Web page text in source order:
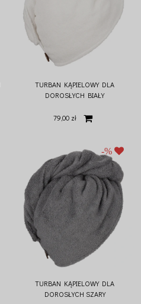
TURBAN KĄPIELOWY DLA
DOROSŁYCH BIAŁY
79,00 zł
TURBAN KĄPIELOWY DLA
DOROSŁYCH SZARY